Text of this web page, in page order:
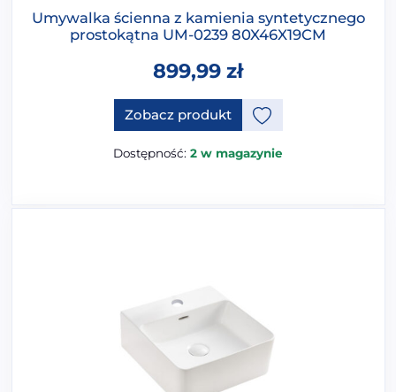
Umywalka ścienna z kamienia syntetycznego
prostokątna UM-0239 80X46X19CM
899,99 zł
Zobacz produktTen produkt ma opcje, które
Dostępność: 2 w magazynie